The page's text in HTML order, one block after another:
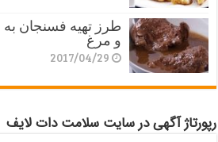
طرز تهیه فسنجان
و مرغ
2017/04/29
رپورتاژ آگهی در سایت سلامت دات لایف